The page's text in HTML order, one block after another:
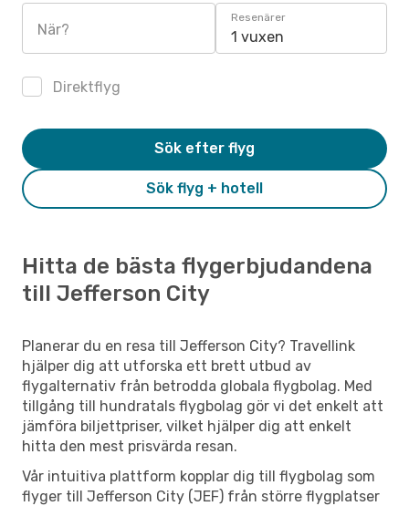
När?
Resenärer
1 vuxen
Direktflyg
Sök flyg + hotell
Sök efter flyg
Hitta de bästa flygerbjudandena
till Jefferson City
Planerar du en resa till Jefferson City? Travellink
hjälper dig att utforska ett brett utbud av
flygalternativ från betrodda globala flygbolag. Med
tillgång till hundratals flygbolag gör vi det enkelt att
jämföra biljettpriser, vilket hjälper dig att enkelt
hitta den mest prisvärda resan.
Vår intuitiva plattform kopplar dig till flygbolag som
flyger till Jefferson City (JEF) från större flygplatser